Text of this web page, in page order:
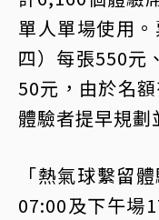
單人單場使用
四）每張550元
50元，由於名
體驗者提早規劃
「熱氣球繫留
07:00及下午場